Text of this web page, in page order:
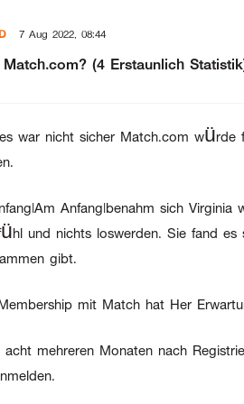
7 Aug 2022, 08:44
(4 Erstaunlich
war nicht sicher Match.com
Anfang|benahm sich
und nichts loswerden. Sie fand
gibt.
mit Match hat Her
acht mehreren Monaten nach